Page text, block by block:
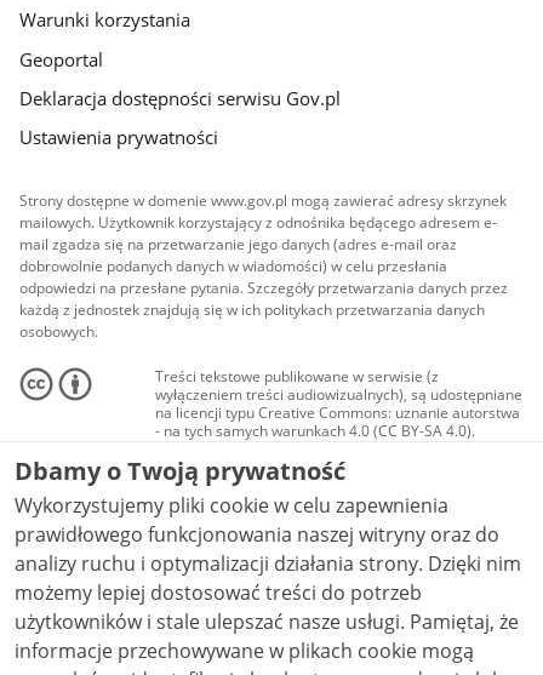
Warunki korzystania
Geoportal
Deklaracja dostępności serwisu Gov.pl
Ustawienia prywatności
Strony dostępne w domenie www.gov.pl mogą zawierać adresy skrzynek
mailowych. Użytkownik korzystający z odnośnika będącego adresem e-
mail zgadza się na przetwarzanie jego danych (adres e-mail oraz
dobrowolnie podanych danych w wiadomości) w celu przesłania
odpowiedzi na przesłane pytania. Szczegóły przetwarzania danych przez
każdą z jednostek znajdują się w ich politykach przetwarzania danych
osobowych.
Treści tekstowe publikowane w serwisie (z
wyłączeniem treści audiowizualnych), są udostępniane
na licencji typu Creative Commons: uznanie autorstwa
- na tych samych warunkach 4.0 (CC BY-SA 4.0).
Materiały audiowizualne, w tym zdjęcia, materiały
audio i wideo, są udostępniane na licencji typu
Creative Commons: uznanie autorstwa użycie
niekomercyjne - bez utworów zależnych 4.0 (CC BY-
NC-ND 4.0), o ile nie jest to stwierdzone inaczej.
Dbamy o Twoją prywatność
Wykorzystujemy pliki cookie w celu zapewnienia
prawidłowego funkcjonowania naszej witryny oraz do
analizy ruchu i optymalizacji działania strony. Dzięki nim
możemy lepiej dostosować treści do potrzeb
użytkowników i stale ulepszać nasze usługi. Pamiętaj, że
informacje przechowywane w plikach cookie mogą